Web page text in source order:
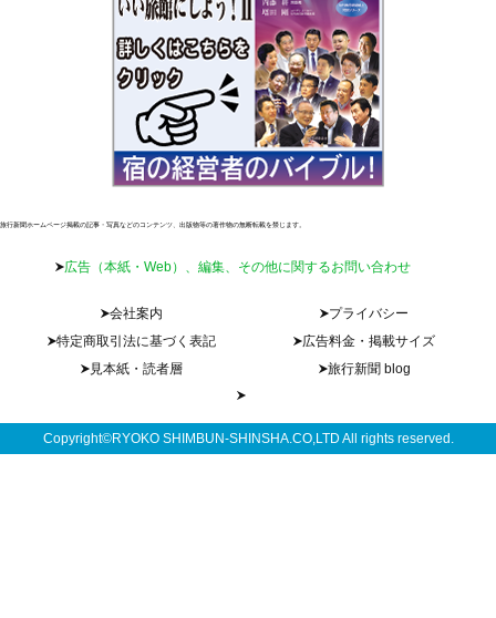
旅行新聞ホームページ掲載の記事・写真などのコンテンツ、出版物等の著作物の無断転載を禁じます。
広告（本紙・Web）、編集、その他に関するお問い合わせ
会社案内
プライバシー
特定商取引法に基づく表記
広告料金・掲載サイズ
見本紙・読者層
旅行新聞 blog
Copyright©RYOKO SHIMBUN-SHINSHA.CO,LTD All rights reserved.